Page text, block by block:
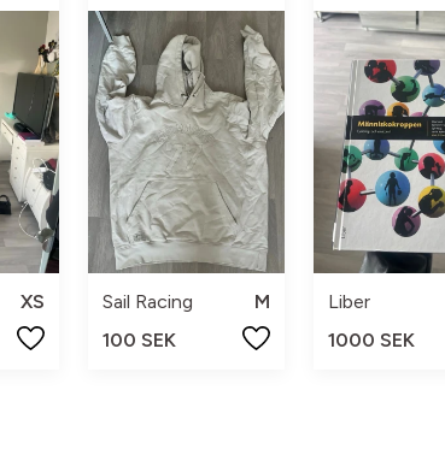
XS
Sail Racing
M
100 SEK
Liber
1000 SEK